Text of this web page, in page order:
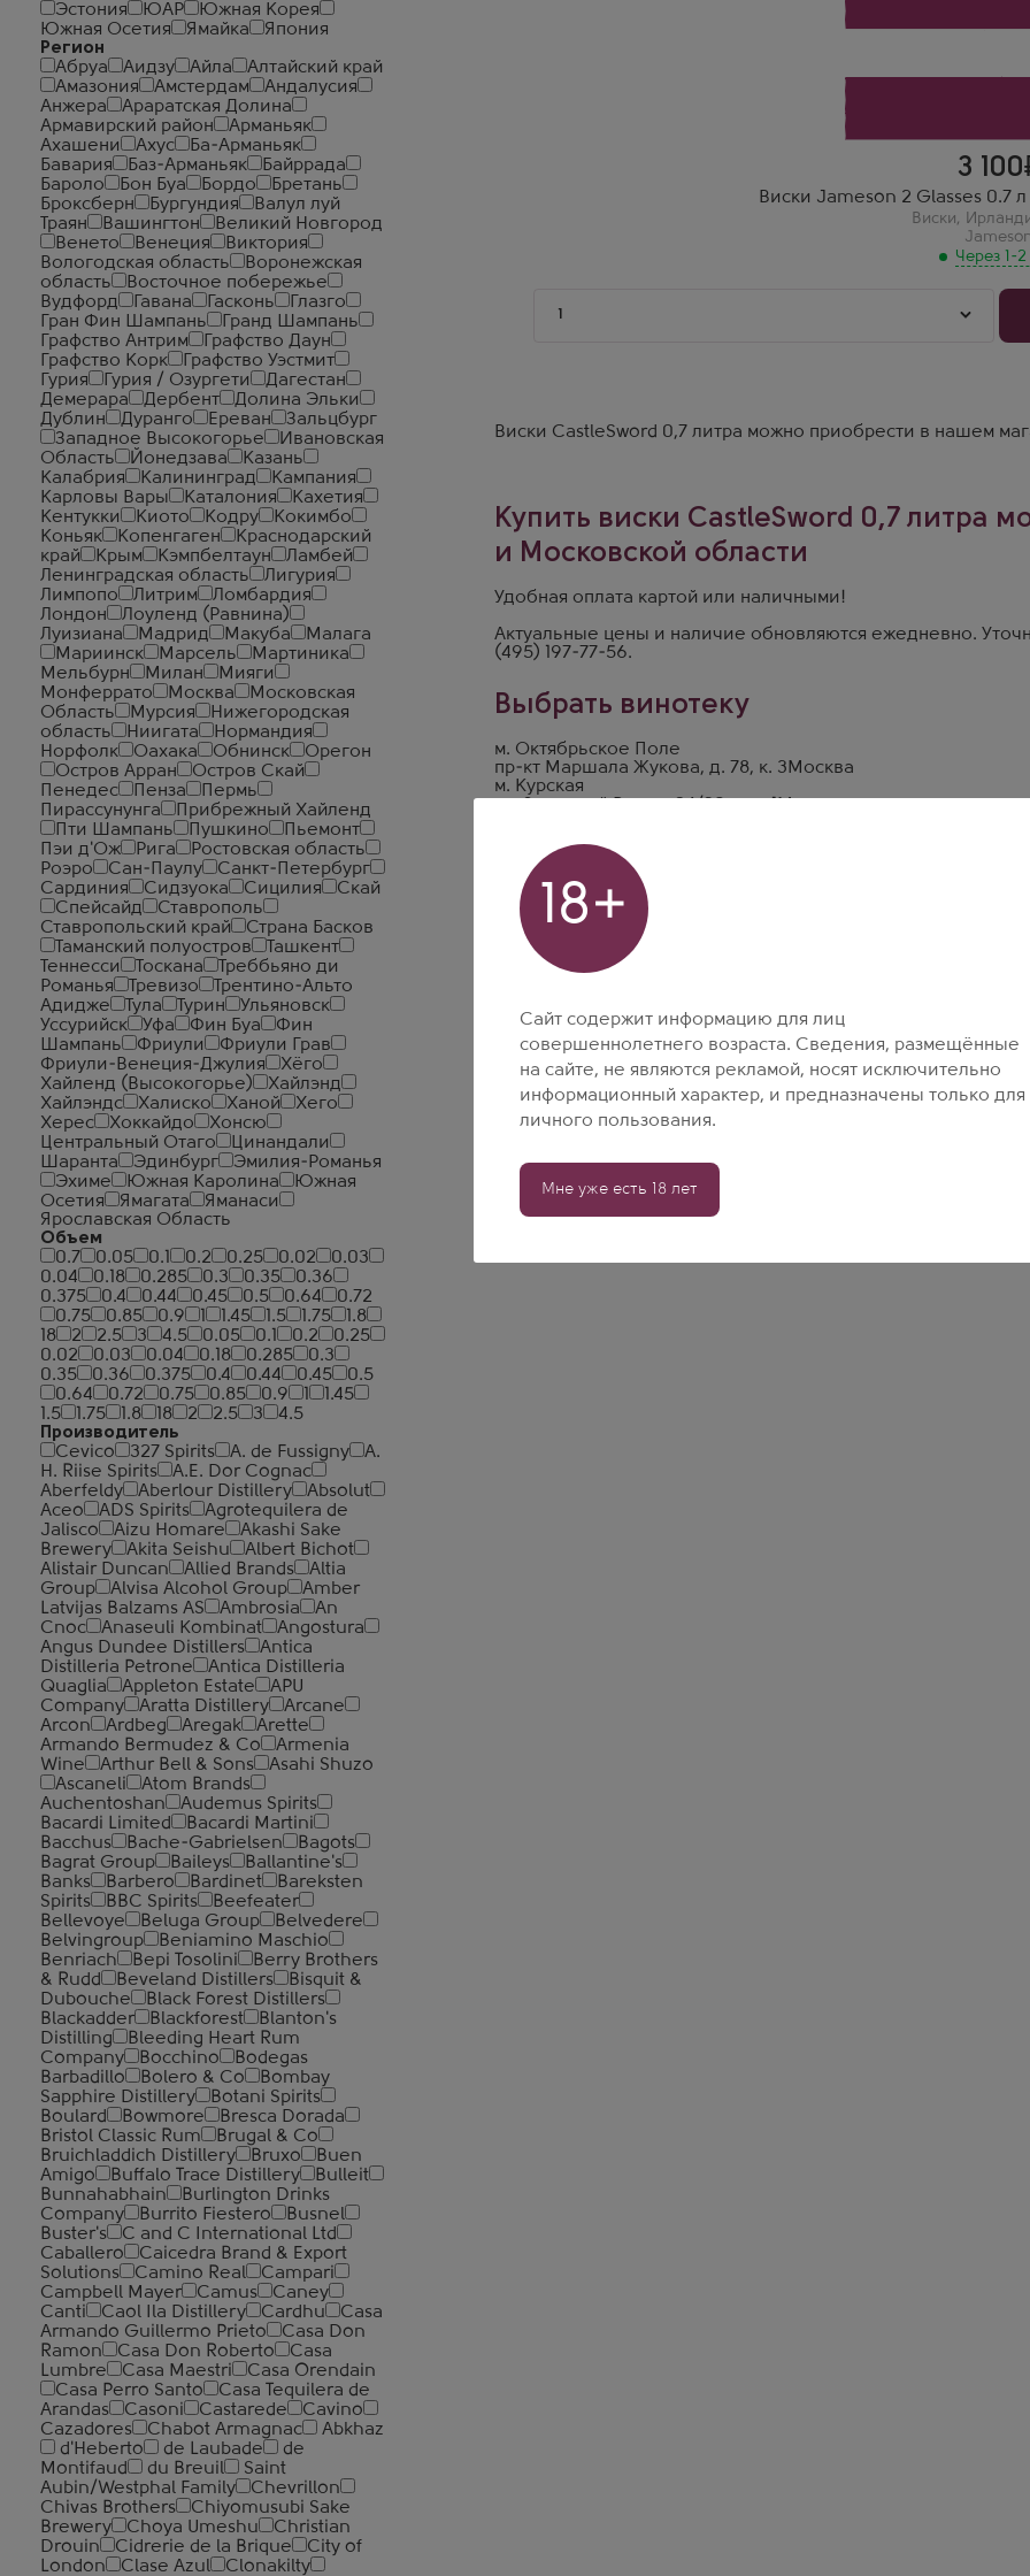
Эстония
ЮАР
Южная Корея
Южная Осетия
Ямайка
Япония
Регион
Абруа
Аидзу Айла
Алтайский край
Амазония
Амстердам
Андалусия
Анжера
Араратская Долина
Армавирский район
Арманьяк
Ахашени
Ахус
Ба-Арманьяк
Бавария
Баз-Арманьяк
Байррада
Бароло
Бон Буа Бордо
Бретань
Броксберн
Бургундия
Валул луй
Траян
Вашингтон
Великий Новгород
Венето
Венеция
Виктория
Вологодская область
Воронежская
область
Восточное побережье
Вудфорд
Гавана Гасконь
Глазго
Гран Фин Шампань
Гранд Шампань
Графство Антрим
Графство Даун
Графство Корк
Графство Уэстмит
Гурия
Гурия / Озургети
Дагестан
Демерара
Дербент
Долина Эльки
Дублин
Дуранго Ереван
Зальцбург
Западное Высокогорье
Ивановская
Область
Йонедзава
Казань
Калабрия
Калининград
Кампания
Карловы Вары
Каталония
Кахетия
Кентукки
Киото Кодру
Кокимбо
Коньяк
Копенгаген
Краснодарский
край
Крым Кэмпбелтаун
Ламбей
Ленинградская область
Лигурия
Лимпопо
Литрим
Ломбардия
Лондон
Лоуленд (Равнина)
Луизиана
Мадрид Макуба
Малага
Мариинск
Марсель
Мартиника
Мельбурн
Милан
Мияги
Монферрато
Москва
Московская
Область
Мурсия
Нижегородская
область
Ниигата
Нормандия
Норфолк
Оахака Обнинск
Орегон
Остров Арран
Остров Скай
Пенедес
Пенза
Пермь
Пирассунунга
Прибрежный Хайленд
Пти Шампань
Пушкино
Пьемонт
Пэи д'Ож
Рига
Ростовская область
Роэро
Сан-Паулу
Санкт-Петербург
Сардиния
Сидзуока Сицилия
Скай
Спейсайд
Ставрополь
Ставропольский край
Страна Басков
Таманский полуостров
Ташкент
Теннесси
Тоскана
Треббьяно ди
Романья
Тревизо
Трентино-Альто
Адидже
Тула Турин
Ульяновск
Уссурийск
Уфа Фин Буа
Фин
Шампань
Фриули
Фриули Грав
Фриули-Венеция-Джулия
Хёго
Хайленд (Высокогорье)
Хайлэнд
Хайлэндс
Халиско Ханой
Хего
Херес
Хоккайдо
Хонсю
Центральный Отаго
Цинандали
Шаранта
Эдинбург
Эмилия-Романья
Эхиме
Южная Каролина
Южная
Осетия
Ямагата
Яманаси
Ярославская Область
Объем
0.7
0.05 0.1 0.2 0.25 0.02
0.03
0.04
0.18 0.285 0.3 0.35
0.36
0.375
0.4 0.44 0.45 0.5 0.64
0.72
0.75
0.85 0.9 1.45 1.5 1.75
1.8
18
2 2.5 3 4.5 0.05 0.1 0.2
0.25
0.02
0.03 0.04 0.18 0.285
0.3
0.35
0.36 0.375 0.4 0.44 0.45
0.5
0.64
0.72 0.75 0.85 0.9
1.45
1.5
1.75 1.8 18 2 2.5 3
4.5
Производитель
Cevico
327 Spirits A. de Fussigny
A.
H. Riise Spirits
A.E. Dor Cognac
Aberfeldy
Aberlour Distillery
Absolut
Aceo
ADS Spirits
Agrotequilera de
Jalisco
Aizu Homare
Akashi Sake
Brewery
Akita Seishu
Albert Bichot
Alistair Duncan
Allied Brands
Altia
Group
Alvisa Alcohol Group
Amber
Latvijas Balzams AS
Ambrosia
An
Cnoc
Anaseuli Kombinat
Angostura
Angus Dundee Distillers
Antica
Distilleria Petrone
Antica Distilleria
Quaglia
Appleton Estate
APU
Company
Aratta Distillery
Arcane
Arcon
Ardbeg Aregak
Arette
Armando Bermudez & Co
Armenia
Wine
Arthur Bell & Sons
Asahi Shuzo
Ascaneli
Atom Brands
Auchentoshan
Audemus Spirits
Bacardi Limited
Bacardi Martini
Bacchus
Bache-Gabrielsen
Bagots
Bagrat Group
Baileys
Ballantine's
Banks
Barbero Bardinet
Bareksten
Spirits
BBC Spirits
Beefeater
Bellevoye
Beluga Group
Belvedere
Belvingroup
Beniamino Maschio
Benriach
Bepi Tosolini
Berry Brothers
& Rudd
Beveland Distillers
Bisquit &
Dubouche
Black Forest Distillers
Blackadder
Blackforest
Blanton's
Distilling
Bleeding Heart Rum
Company
Bocchino
Bodegas
Barbadillo
Bolero & Co
Bombay
Sapphire Distillery
Botani Spirits
Boulard
Bowmore
Bresca Dorada
Bristol Classic Rum
Brugal & Co
Bruichladdich Distillery
Bruxo
Buen
Amigo
Buffalo Trace Distillery
Bulleit
Bunnahabhain
Burlington Drinks
Company
Burrito Fiestero
Busnel
Buster's
C and C International Ltd
Caballero
Caicedra Brand & Export
Solutions
Camino Real
Campari
Campbell Mayer
Camus
Caney
Canti
Caol Ila Distillery Cardhu
Casa
Armando Guillermo Prieto
Casa Don
Ramon
Casa Don Roberto
Casa
Lumbre
Casa Maestri
Casa Orendain
Casa Perro Santo
Casa Tequilera de
Arandas
Casoni Castarede
Cavino
Cazadores
Chabot Armagnac
Abkhaz
d'Heberto
de Laubade
de
Montifaud
du Breuil
Saint
Aubin/Westphal Family
Chevrillon
Chivas Brothers
Chiyomusubi Sake
Brewery
Choya Umeshu
Christian
Drouin
Cidrerie de la Brique
City of
London
Clase Azul Clonakilty
3 100
Виски Jameson 2 Glasses 0.7
Виски,
Через 1-
1
Виски CastleSword 0,7 литра можно приобрести в нашем
Купить виски CastleSword 0,7 литра
и Московской области
Удобная оплата картой или наличными!
Актуальные цены и наличие обновляются ежедневно.
(495) 197-77-56.
Выбрать винотеку
м. Октябрьское Поле
пр-кт Маршала Жукова, д. 78, к. 3 Москва
м. Курская
б-р Любы Новосёловой, д. 13
18+
Сайт содержит информацию для лиц
совершеннолетнего возраста. Сведения, размещённые
на сайте, не являются рекламой, носят исключительно
информационный характер, и предназначены только для
личного пользования.
Мне уже есть 18 лет